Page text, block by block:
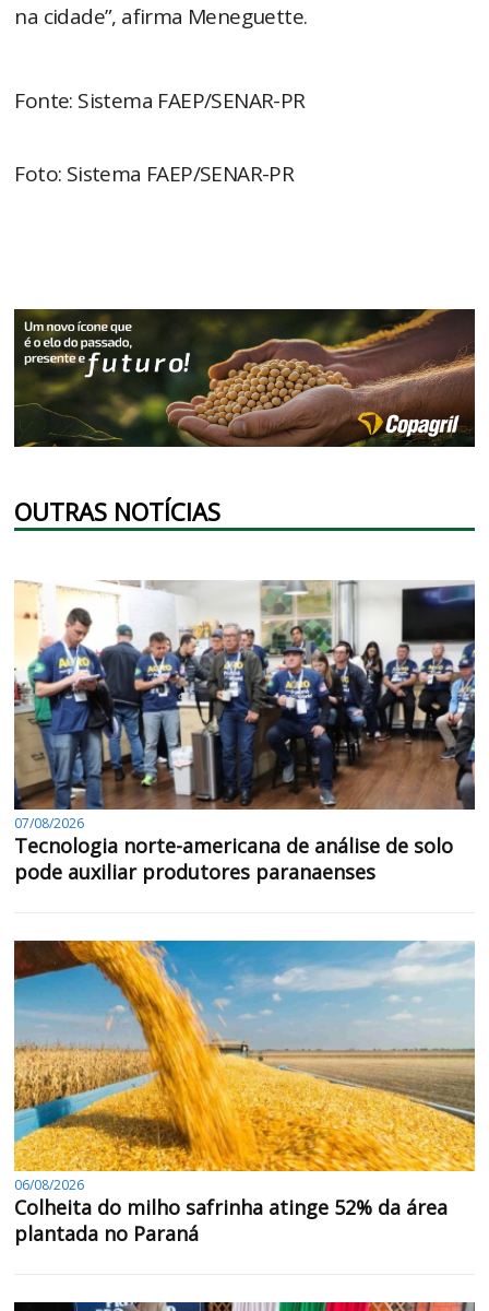
na cidade”, afirma Meneguette.
Fonte: Sistema FAEP/SENAR-PR
Foto: Sistema FAEP/SENAR-PR
OUTRAS NOTÍCIAS
07/08/2026
Tecnologia norte-americana de análise de solo
pode auxiliar produtores paranaenses
06/08/2026
Colheita do milho safrinha atinge 52% da área
plantada no Paraná